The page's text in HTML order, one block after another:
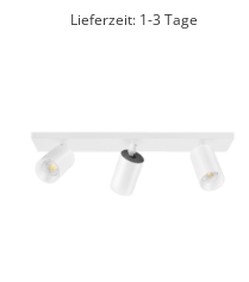
Lieferzeit: 1-3 Tage